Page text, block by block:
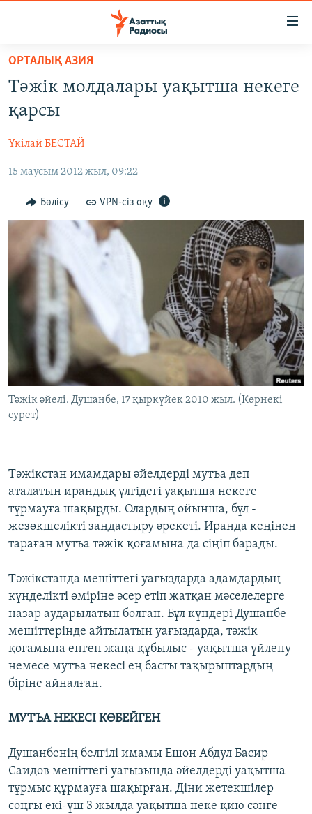
Skip
main
content
to
Navigation
AZATTYQTV
ҚАҢТАР ОҚИҒАСЫ
АДАМ ҚҰҚЫҚТАРЫ
ӘЛЕУМЕТ
ӘЛЕМ
АРНАЙЫ ЖОБАЛАР
Русский
ЖАЗЫЛЫҢЫЗ
Басқа тілдерде
ОРТАЛЫҚ АЗИЯ
Тәжік молдалары уақытша некеге
қарсы
Үкілай БЕСТАЙ
15 маусым 2012 жыл, 09:22
Бөлісу VPN-сіз оқу
Тәжік әйелі. Душанбе, 17 қыркүйек 2010 жыл. (Көрнекі
сурет)
Тәжікстан имамдары әйелдерді мутъа деп
аталатын ирандық үлгідегі уақытша некеге
тұрмауға шақырды. Олардың ойынша, бұл -
жезөкшелікті заңдастыру әрекеті. Иранда кеңінен
тараған мутъа тәжік қоғамына да сіңіп барады.
Тәжікстанда мешіттегі уағыздарда адамдардың
күнделікті өміріне әсер етіп жатқан мәселелерге
назар аударылатын болған. Бұл күндері Душанбе
мешіттерінде айтылатын уағыздарда, тәжік
қоғамына енген жаңа құбылыс - уақытша үйлену
немесе мутъа некесі ең басты тақырыптардың
біріне айналған.
МУТЪА НЕКЕСІ КӨБЕЙГЕН
Душанбенің белгілі имамы Ешон Абдул Басир
Саидов мешіттегі уағызында әйелдерді уақытша
тұрмыс құрмауға шақырған. Діни жетекшілер
соңғы екі-үш 3 жылда уақытша неке қию сәнге